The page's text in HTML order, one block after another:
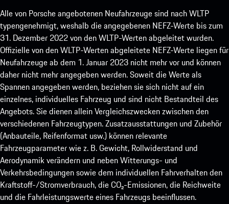
Alle von Porsche angebotenen Neufahrzeuge sind nach WLTP
typengenehmigt, weshalb die angegebenen NEFZ-Werte bis zum
31. Dezember 2022 von den WLTP-Werten abgeleitet wurden.
Offizielle von den WLTP-Werten abgeleitete NEFZ-Werte liegen für
Neufahrzeuge ab dem 1. Januar 2023 nicht mehr vor und können
daher nicht mehr angegeben werden. Soweit die Werte als
Spannen angegeben werden, beziehen sie sich nicht auf ein
einzelnes, individuelles Fahrzeug und sind nicht Bestandteil des
Angebots. Sie dienen allein Vergleichszwecken zwischen den
verschiedenen Fahrzeugtypen. Zusatzausstattungen und Zubehör
(Anbauteile, Reifenformat usw.) können relevante
Fahrzeugparameter wie z. B. Gewicht, Rollwiderstand und
Aerodynamik verändern und neben Witterungs- und
Verkehrsbedingungen sowie dem individuellen Fahrverhalten den
Kraftstoff-/Stromverbrauch, die CO₂-Emissionen, die Reichweite
und die Fahrleistungswerte eines Fahrzeugs beeinflussen.